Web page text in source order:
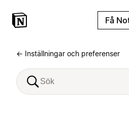
Få
← Inställningar och preferenser